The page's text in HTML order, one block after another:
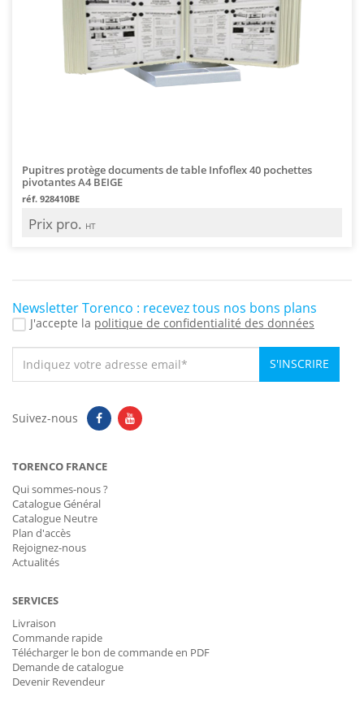
Pupitres protège documents de table Infoflex 40 pochettes
pivotantes A4 BEIGE
réf. 928410BE
Prix pro. HT
Newsletter Torenco : recevez tous nos bons plans
J'accepte la politique de confidentialité des données
S'INSCRIRE
Suivez-nous
TORENCO FRANCE
Qui sommes-nous ?
Catalogue Général
Catalogue Neutre
Plan d'accès
Rejoignez-nous
Actualités
SERVICES
Livraison
Commande rapide
Télécharger le bon de commande en PDF
Demande de catalogue
Devenir Revendeur